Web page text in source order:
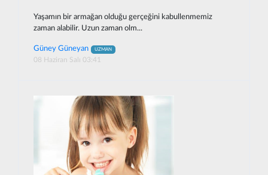
Yaşamın bir armağan olduğu gerçeğini kabullenmemiz
zaman alabilir. Uzun zaman olm...
Güney Güneyan UZMAN
08 Haziran Salı 03:41